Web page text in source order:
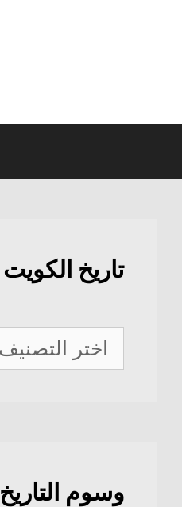
تاريخ الكويت
تاريخ
الكويت
وسوم التاريخ